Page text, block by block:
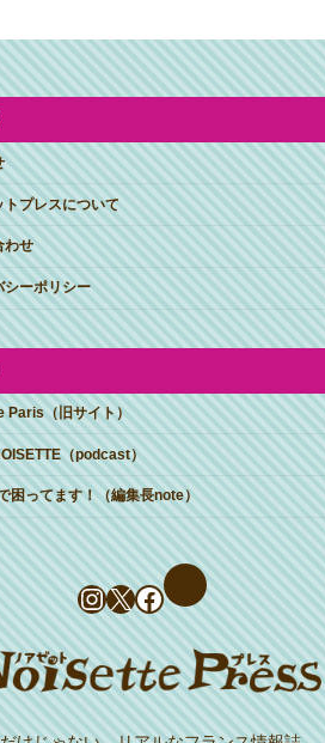
トプレスについて
わせ
シーポリシー
Paris（旧サイト）
（podcast）
困ってます！（編集長note）
Instagram
X Facebook